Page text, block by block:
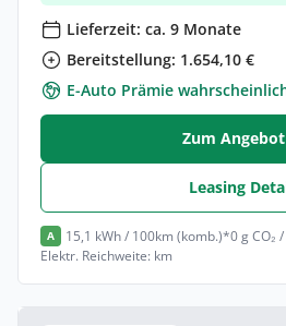
Lieferzeit: ca. 9 Monate
Bereitstellung: 1.654,10 €
E-Auto Prämie
Zum Angebot
Leasing
A 15,1 kWh / 100km (komb.)*0 g CO₂
Elektr. Reichweite: km